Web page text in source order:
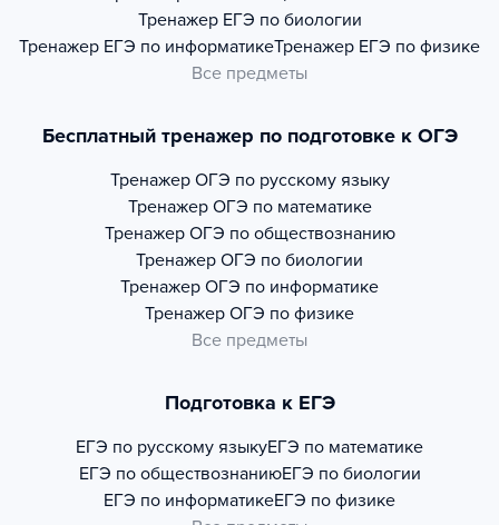
Тренажер ЕГЭ по биологии
Тренажер ЕГЭ по информатикеТренажер ЕГЭ по физике
Все предметы
Бесплатный тренажер по подготовке к ОГЭ
Тренажер ОГЭ по русскому языку
Тренажер ОГЭ по математике
Тренажер ОГЭ по обществознанию
Тренажер ОГЭ по биологии
Тренажер ОГЭ по информатике
Тренажер ОГЭ по физике
Все предметы
Подготовка к ЕГЭ
ЕГЭ по русскому языкуЕГЭ по математике
ЕГЭ по обществознаниюЕГЭ по биологии
ЕГЭ по информатикеЕГЭ по физике